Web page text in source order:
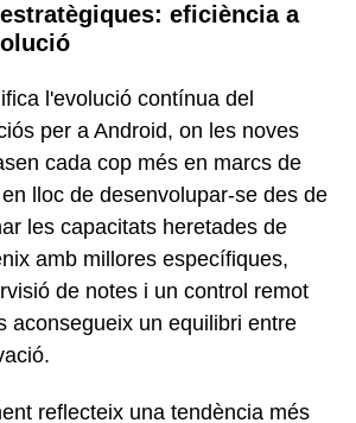
eficiència a
l'evolució contínua del
per a Android, on les noves
cada cop més en marcs de
lloc de desenvolupar-se des de
les capacitats heretades de
amb millores específiques,
de notes i un control remot
aconsegueix un equilibri entre
reflecteix una tendència més